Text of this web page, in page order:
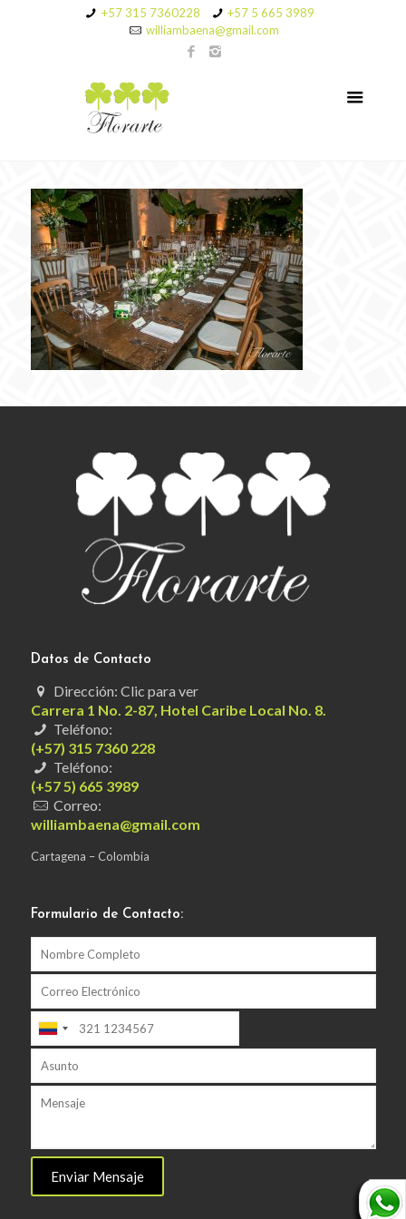
+57 315 7360228
+57 5 665 3989
williambaena@gmail.com
Datos de Contacto
Dirección: Clic para ver
Carrera 1 No. 2-87, Hotel Caribe Local No. 8.
Teléfono:
(+57) 315 7360 228
Teléfono:
(+57 5) 665 3989
Correo:
williambaena@gmail.com
Cartagena – Colombia
Formulario de Contacto: